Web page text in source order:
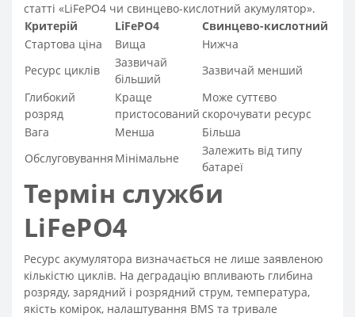
статті «LiFePO4 чи свинцево-кислотний акумулятор».
Критерій
LiFePO4
Свинцево-кислотний
Стартова ціна
Вища
Нижча
Ресурс циклів
Зазвичай
більший
Зазвичай менший
Глибокий
розряд
Краще
пристосований
Може суттєво
скорочувати ресурс
Вага
Менша
Більша
Обслуговування Мінімальне
Залежить від типу
батареї
Термін служби
LiFePO4
Ресурс акумулятора визначається не лише заявленою
кількістю циклів. На деградацію впливають глибина
розряду, зарядний і розрядний струм, температура,
якість комірок, налаштування BMS та тривале